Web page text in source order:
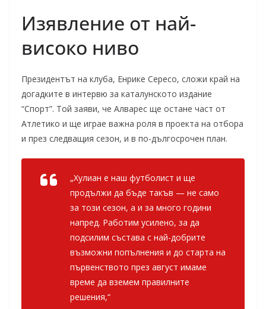
Изявление от най-
високо ниво
Президентът на клуба, Енрике Сересо, сложи край на
догадките в интервю за каталунското издание
“Спорт”. Той заяви, че Алварес ще остане част от
Атлетико и ще играе важна роля в проекта на отбора
и през следващия сезон, и в по-дългосрочен план.
„Хулиан е наш футболист и ще
продължи да бъде такъв — не само
за този сезон, а и за много години
напред. Работим усилено, за да
подсилим състава с най-добрите
възможни попълнения и до старта на
първенството през август имаме
време да вземем правилните
решения,“